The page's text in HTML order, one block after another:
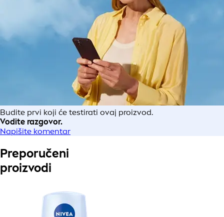
Budite prvi koji će testirati ovaj proizvod.
Vodite razgovor.
Napišite komentar
Preporučeni
proizvodi